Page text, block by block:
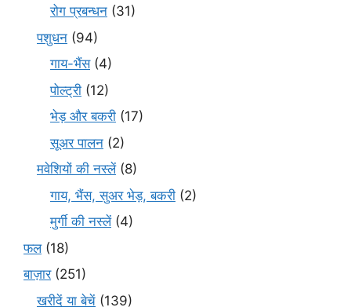
रोग प्रबन्धन (31)
पशुधन (94)
गाय-भैंस(4)
पोल्ट्री (12)
भेड़ और बकरी (17)
सूअर पालन (2)
मवेशियों की नस्लें(8)
गाय, भैंस, सुअर भेड़, बकरी (2)
मुर्गी की नस्लें(4)
फल(18)
बाज़ार(251)
खरीदें या बेचें (139)